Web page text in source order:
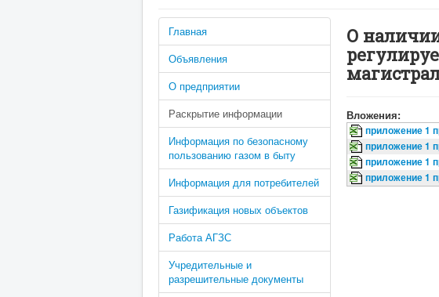
Главная
Объявления
О предприятии
Раскрытие информации
Информация по безопасному
пользованию газом в быту
Информация для потребителей
Газификация новых объектов
Работа АГЗС
Учредительные и
разрешительные документы
О
Вложения:
приложение 1
приложение 1
приложение 1
приложение 1